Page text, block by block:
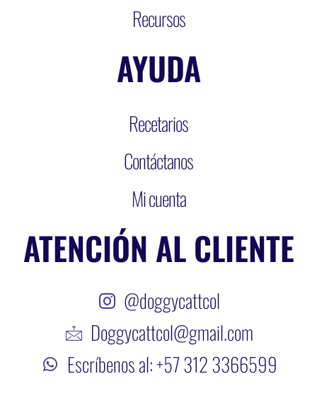
Recursos
AYUDA
Recetarios
Contáctanos
Mi cuenta
ATENCIÓN AL CLIENTE
@doggycattcol
Doggycattcol@gmail.com
Escríbenos al: +57 312 3366599